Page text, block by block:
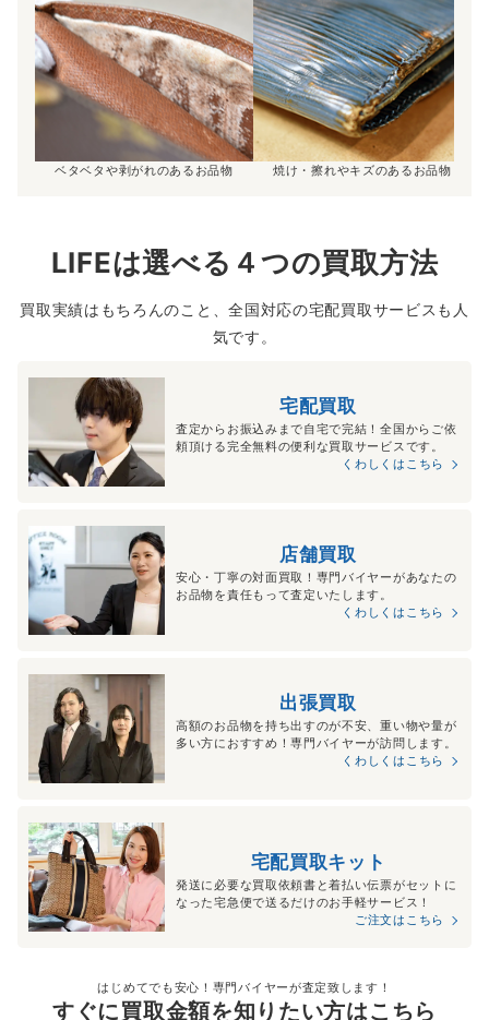
ベタベタや剥がれのあるお品物 焼け・擦れやキズのあるお品物
LIFEは選べる４つの買取方法
買取実績はもちろんのこと、全国対応の宅配買取サービスも人
気です。
宅配買取
査定からお振込みまで自宅で完結！全国からご依
頼頂ける完全無料の便利な買取サービスです。
くわしくはこちら
店舗買取
安心・丁寧の対面買取！専門バイヤーがあなたの
お品物を責任もって査定いたします。
くわしくはこちら
出張買取
高額のお品物を持ち出すのが不安、重い物や量が
多い方におすすめ！専門バイヤーが訪問します。
くわしくはこちら
宅配買取キット
発送に必要な買取依頼書と着払い伝票がセットに
なった宅急便で送るだけのお手軽サービス！
ご注文はこちら
はじめてでも安心！専門バイヤーが査定致します！
すぐに買取金額を知りたい方はこちら